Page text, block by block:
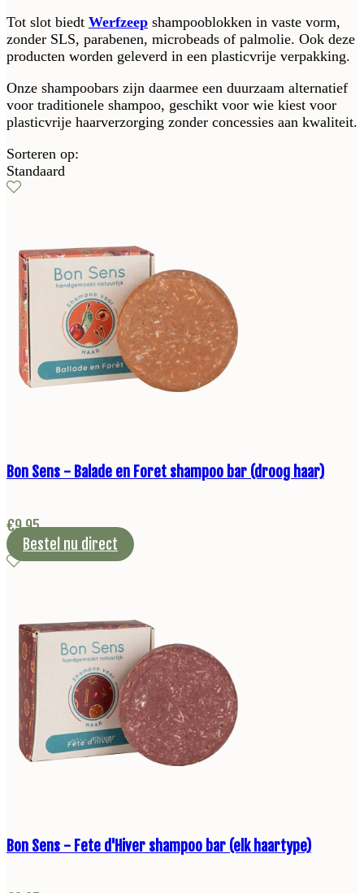
Tot slot biedt Werfzeep shampooblokken in vaste vorm,
zonder SLS, parabenen, microbeads of palmolie. Ook deze
producten worden geleverd in een plasticvrije verpakking.
Onze shampoobars zijn daarmee een duurzaam alternatief
voor traditionele shampoo, geschikt voor wie kiest voor
plasticvrije haarverzorging zonder concessies aan kwaliteit.​​​​​​
Sorteren op:
Standaard
Bon Sens - Balade en Foret shampoo bar (droog haar)
€9,95
Bestel nu direct
Bon Sens - Fete d'Hiver shampoo bar (elk haartype)